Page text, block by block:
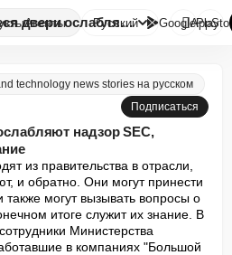
Агенты Вращающиеся двери ослабляют на...
Русский GooglePlay

technology news stories на русском
Подписаться
надзор SEC,
из правительства в отрасли,
и обратно. Они могут принести
могут вызывать вопросы о
итоге служит их знание. В
Министерства
в компаниях "Большой